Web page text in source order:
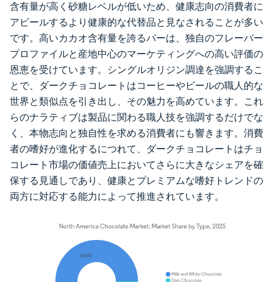
含有量が高く砂糖レベルが低いため、健康志向の消費者に
アピールするより健康的な代替品と見なされることが多い
です。高いカカオ含有量を誇るバーは、独自のフレーバー
プロファイルと産地中心のマーケティングへの高い評価の
恩恵を受けています。シングルオリジン調達を強調するこ
とで、ダークチョコレートはコーヒーやビールの職人的な
世界と類似点を引き出し、その魅力を高めています。これ
らのナラティブは製品に関わる職人技を強調するだけでな
く、本物志向と独自性を求める消費者にも響きます。消費
者の嗜好が進化するにつれて、ダークチョコレートはチョ
コレート市場の価値売上においてさらに大きなシェアを確
保する見通しであり、健康とプレミアムな嗜好トレンドの
両方に対応する能力によって推進されています。